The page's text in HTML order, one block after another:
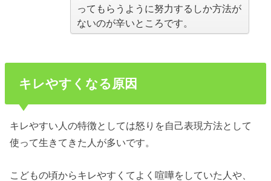
ってもらうように努力するしか方法が
ないのが辛いところです。
キレやすくなる原因
キレやすい人の特徴としては怒りを自己表現方法として
使って生きてきた人が多いです。
こどもの頃からキレやすくてよく喧嘩をしていた人や、